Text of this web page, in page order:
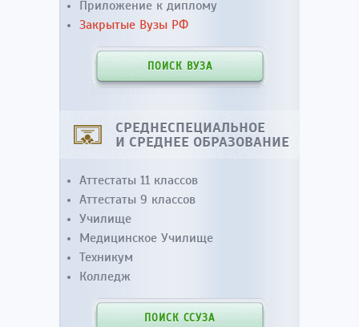
Приложение к диплому
Закрытые Вузы РФ
ПОИСК ВУЗА
СРЕДНЕСПЕЦИАЛЬНОЕ
И СРЕДНЕЕ ОБРАЗОВАНИЕ
Аттестаты 11 классов
Аттестаты 9 классов
Училище
Медицинское Училище
Техникум
Колледж
ПОИСК ССУЗА